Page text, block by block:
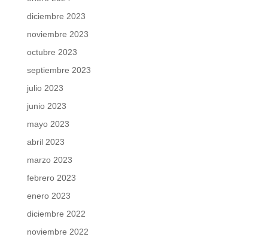
diciembre 2023
noviembre 2023
octubre 2023
septiembre 2023
julio 2023
junio 2023
mayo 2023
abril 2023
marzo 2023
febrero 2023
enero 2023
diciembre 2022
noviembre 2022